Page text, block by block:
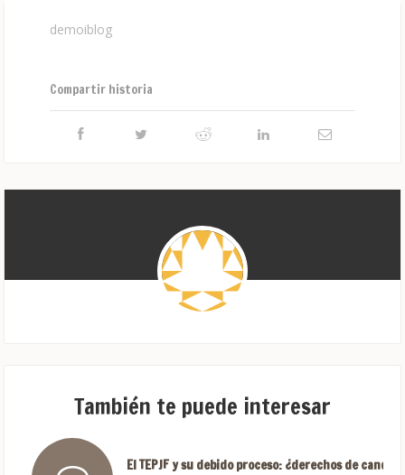
demoiblog
Compartir historia
También te puede interesar
El TEPJF y su debido proceso: ¿derechos de